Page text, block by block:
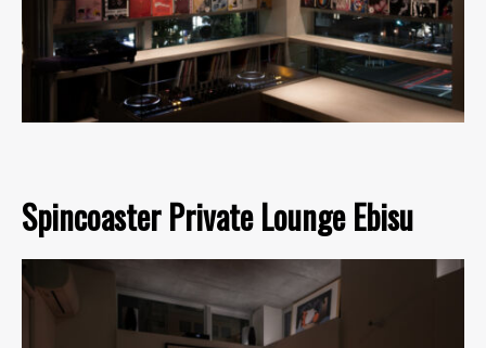
Spincoaster Private Lounge Ebisu